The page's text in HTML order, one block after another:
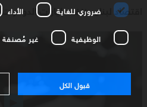
اقتصاد لبنان ينزف مليارات
ضروري للغاية
الأداء
الوظيفية غير مُصنفة
قبول الكل